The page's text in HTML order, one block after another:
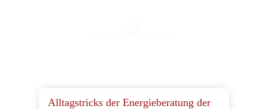
Alltagstricks der Energieberatung der